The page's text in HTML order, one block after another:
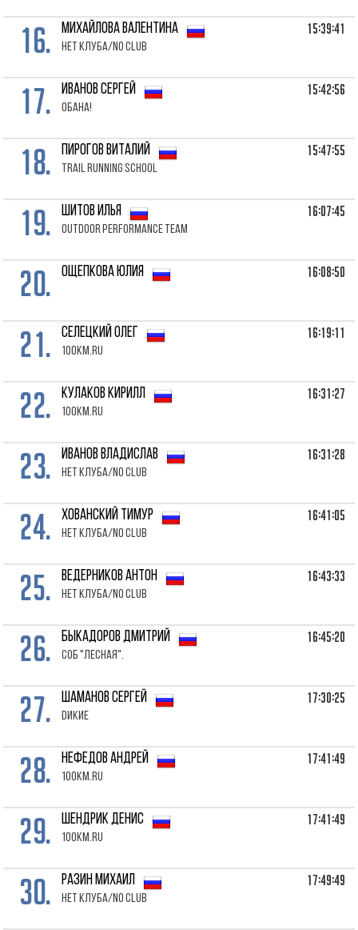
16. МИХАЙЛОВА Валентина
Нет клуба/No club
15:39:41
17. ИВАНОВ Сергей
Обана!
15:42:56
18. ПИРОГОВ Виталий
Trail Running School
15:47:55
19. ШИТОВ Илья
Outdoor performance team
16:07:45
20. ОЩЕПКОВА Юлия 16:08:50
21. СЕЛЕЦКИЙ Олег
100km.ru
16:19:11
22. КУЛАКОВ Кирилл
100km.ru
16:31:27
23. ИВАНОВ Владислав
Нет клуба/No club
16:31:28
24. ХОВАНСКИЙ Тимур
Нет клуба/No club
16:41:05
25. ВЕДЕРНИКОВ Антон
Нет клуба/No club
16:43:33
26. БЫКАДОРОВ Дмитрий
СОБ "Лесная".
16:45:20
27. ШАМАНОВ Сергей
Dикие
17:30:25
28. НЕФЕДОВ Андрей
100km.ru
17:41:49
29. ШЕНДРИК Денис
100km.ru
17:41:49
30. РАЗИН Михаил
Нет клуба/No club
17:49:49